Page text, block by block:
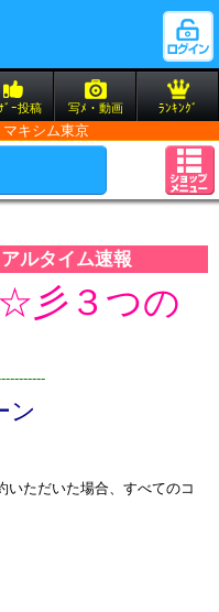
ﾞｰ投稿 写ﾒ・動画 ﾗﾝｷﾝｸﾞ
キシム東京
ルタイム速報
彡３つの
ン
いただいた場合、すべてのコ